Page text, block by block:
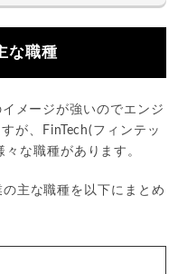
な職種
メージが強いのでエンジ
が、FinTech(フィンテッ
な職種があります。
主な職種を以下にまとめ